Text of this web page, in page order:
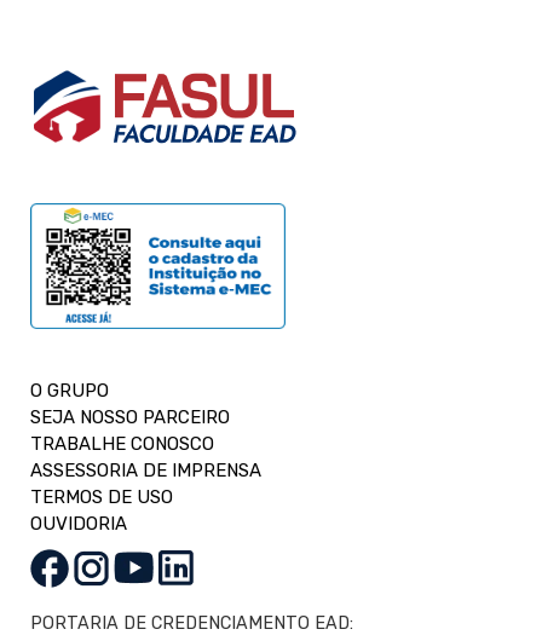
O GRUPO
SEJA NOSSO PARCEIRO
TRABALHE CONOSCO
ASSESSORIA DE IMPRENSA
TERMOS DE USO
OUVIDORIA
PORTARIA DE CREDENCIAMENTO EAD: